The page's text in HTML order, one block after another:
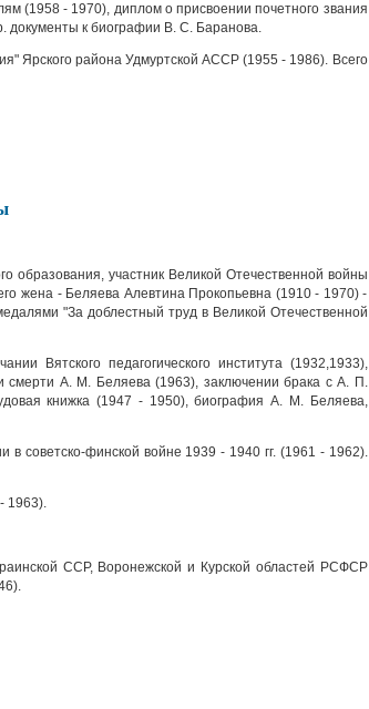
(1958 - 1970), диплом о присвоении почетного звания
документы к биографии В. С. Баранова.
Ярского района Удмуртской АССР (1955 - 1986). Всего
образования, участник Великой Отечественной войны
жена - Беляева Алевтина Прокопьевна (1910 - 1970) -
"За доблестный труд в Великой Отечественной
Вятского педагогического института (1932,1933),
смерти А. М. Беляева (1963), заключении брака с А. П.
книжка (1947 - 1950), биография А. М. Беляева,
советско-финской войне 1939 - 1940 гг. (1961 - 1962).
1963).
ССР, Воронежской и Курской областей РСФСР